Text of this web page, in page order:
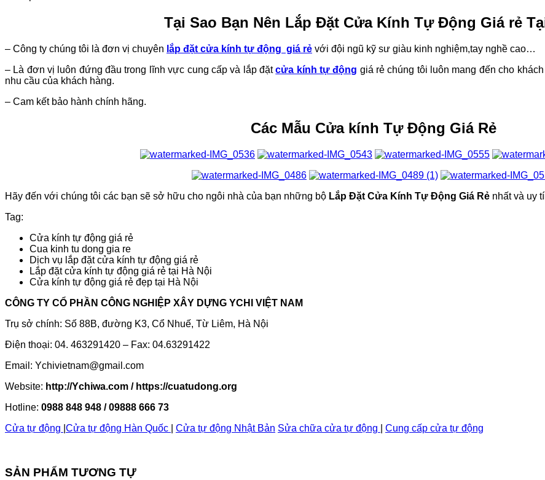
Tại Sao Bạn Nên Lắp Đặt Cửa Kính Tự Động Giá rẻ
– Công ty chúng tôi là đơn vị chuyên lắp đặt cửa kính tự động giá rẻ với đội ngũ kỹ sư giàu kinh nghiệm,tay nghề cao…
– Là đơn vị luôn đứng đầu trong lĩnh vực cung cấp và lắp đặtcửa kính tự động giá rẻ chúng tôi luôn mang đến cho
nhu cầu của khách hàng.
– Cam kết bảo hành chính hãng.
Các Mẫu Cửa kính Tự Động Giá Rẻ
Hãy đến với chúng tôi các bạn sẽ sở hữu cho ngôi nhà của bạn những bộ Lắp Đặt Cửa Kính Tự Động Giá Rẻ nhất và uy
Tag:
Cửa kính tự động giá rẻ
Cua kinh tu dong gia re
Dịch vụ lắp đặt cửa kính tự động giá rẻ
Lắp đặt cửa kính tự động giá rẻ tại Hà Nội
Cửa kính tự động giá rẻ đẹp tại Hà Nội
CÔNG TY CỔ PHẦN CÔNG NGHIỆP XÂY DỰNG YCHI VIỆT NAM
Trụ sở chính: Số 88B, đường K3, Cổ Nhuế, Từ Liêm, Hà Nội
Điện thoại: 04. 463291420 – Fax: 04.63291422
Email: Ychivietnam@gmail.com
Website: http://Ychiwa.com / https://cuatudong.org
Hotline: 0988 848 948 / 09888 666 73
Cửa tự động Cửa tự động Hàn Quốc Cửa tự động Nhật Bản Sửa chữa cửa tự động Cung cấp cửa tự động
SẢN PHẨM TƯƠNG TỰ